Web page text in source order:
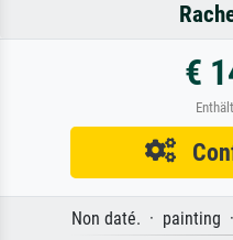
€
Non daté. · painting